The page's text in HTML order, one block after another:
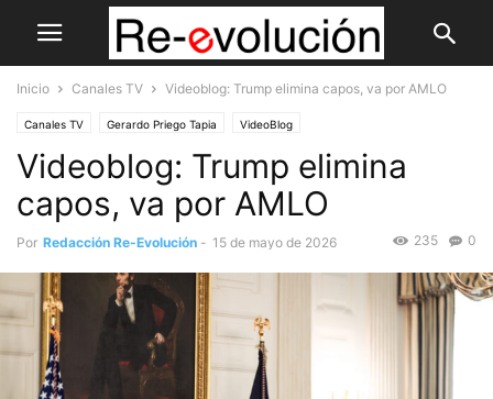
Inicio Canales TV Videoblog: Trump elimina capos, va por AMLO
Canales TV Gerardo Priego Tapia VideoBlog
Videoblog: Trump elimina
capos, va por AMLO
Por Redacción Re-Evolución - 15 de mayo de 2026 0
235